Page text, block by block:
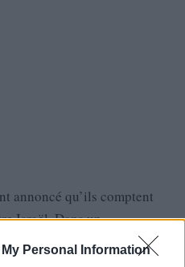
Personal Information
annoncé qu’ils comptent
Israël. Dans un
ils ont prévenu que leur